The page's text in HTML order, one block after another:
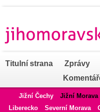
Titulní strana Zprávy
Jižní Čechy Jižní Morava
Liberecko
Severní Morava